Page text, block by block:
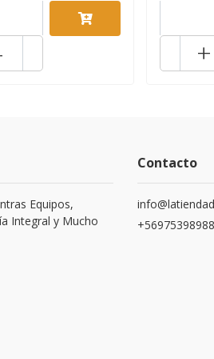
+
Equipos,
Integral y Mucho
Contacto
+56975398988